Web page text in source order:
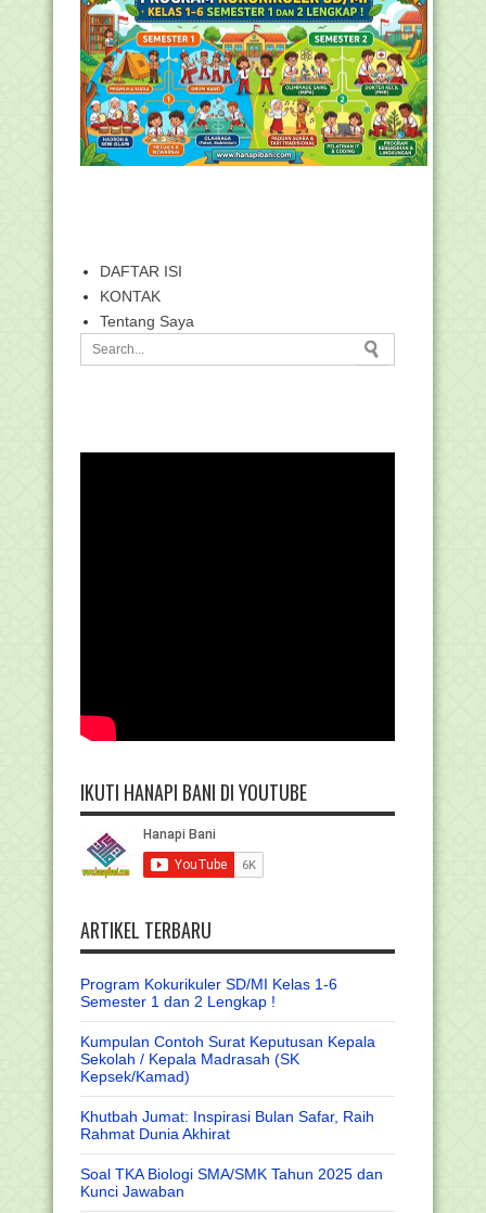
DAFTAR ISI
KONTAK
Tentang Saya
IKUTI HANAPI BANI DI YOUTUBE
ARTIKEL TERBARU
Program Kokurikuler SD/MI Kelas 1-6
Semester 1 dan 2 Lengkap !
Kumpulan Contoh Surat Keputusan Kepala
Sekolah / Kepala Madrasah (SK
Kepsek/Kamad)
Khutbah Jumat: Inspirasi Bulan Safar, Raih
Rahmat Dunia Akhirat
Soal TKA Biologi SMA/SMK Tahun 2025 dan
Kunci Jawaban